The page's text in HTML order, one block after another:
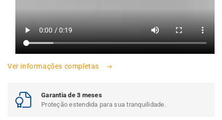
Ver informações completas
Garantia de 3 meses
Proteção estendida para sua tranquilidade.